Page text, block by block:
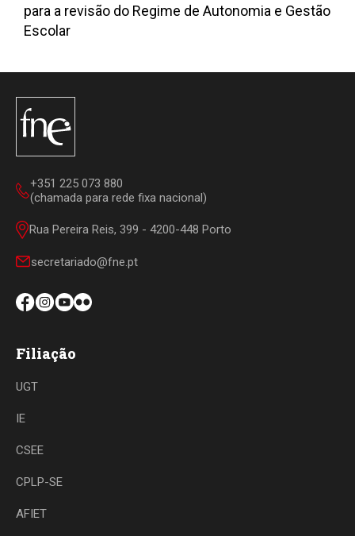
para a revisão do Regime de Autonomia e Gestão
Escolar
+351 225 073 880
(chamada para rede fixa nacional)
Rua Pereira Reis, 399 - 4200-448 Porto
secretariado@fne.pt
Filiação
UGT
IE
CSEE
CPLP-SE
AFIET